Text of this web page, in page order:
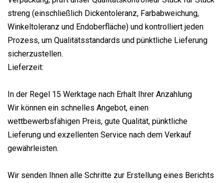
streng (einschließlich Dickentoleranz, Farbabweichung,
Winkeltoleranz und Endoberfläche) und kontrolliert jeden
Prozess, um Qualitätsstandards und pünktliche Lieferung
sicherzustellen.
Lieferzeit:
In der Regel 15 Werktage nach Erhalt Ihrer Anzahlung
Wir können ein schnelles Angebot, einen
wettbewerbsfähigen Preis, gute Qualität, pünktliche
Lieferung und exzellenten Service nach dem Verkauf
gewährleisten.
Wir senden Ihnen alle Schritte zur Erstellung eines Berichts